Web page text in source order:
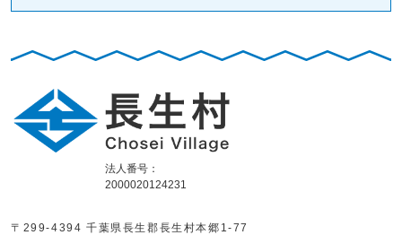
法人番号：
2000020124231
〒299-4394 千葉県長生郡長生村本郷1-77